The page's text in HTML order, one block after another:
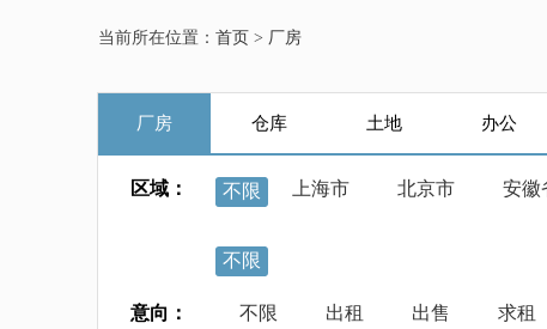
当前所在位置： 首页 > 厂房
厂房 仓库 土地 办公
区域： 不限 上海市 北京市 安徽
不限
意向： 不限 出租 出售 求租